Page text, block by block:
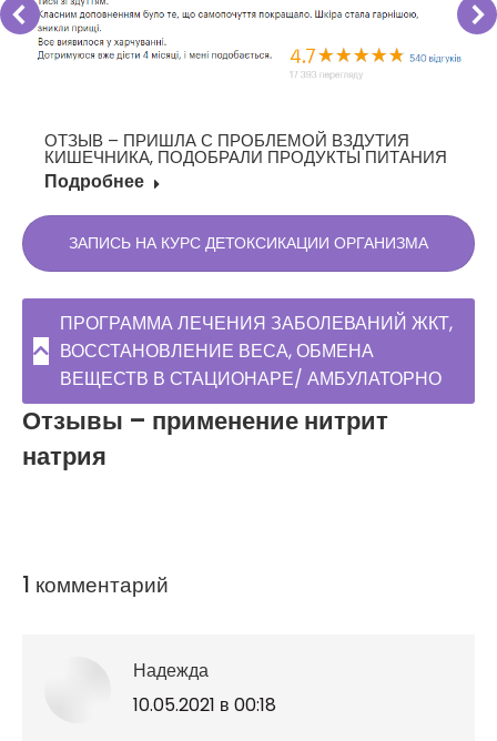
ОТЗЫВ – ПРИШЛА С ПРОБЛЕМОЙ ВЗДУТИЯ
КИШЕЧНИКА, ПОДОБРАЛИ ПРОДУКТЫ ПИТАНИЯ
Подробнее
ЗАПИСЬ НА КУРС ДЕТОКСИКАЦИИ ОРГАНИЗМА
ПРОГРАММА ЛЕЧЕНИЯ ЗАБОЛЕВАНИЙ ЖКТ,
ВОССТАНОВЛЕНИЕ ВЕСА, ОБМЕНА
ВЕЩЕСТВ В СТАЦИОНАРЕ/ АМБУЛАТОРНО
Отзывы – применение нитрит
натрия
1 комментарий
Надежда
говорит:
10.05.2021 в 00:18